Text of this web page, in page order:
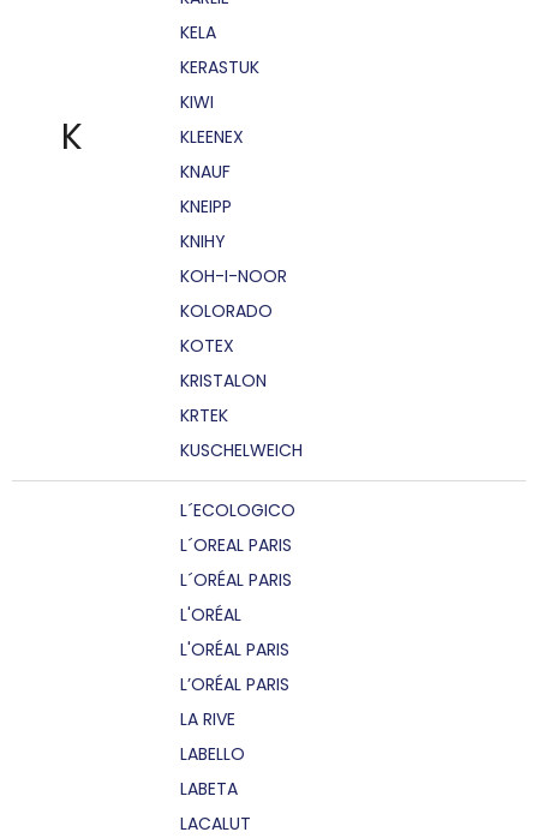
K
KELA
KERASTUK
KIWI
KLEENEX
KNAUF
KNEIPP
KNIHY
KOH-I-NOOR
KOLORADO
KOTEX
KRISTALON
KRTEK
KUSCHELWEICH
L´ECOLOGICO
L´OREAL PARIS
L´ORÉAL PARIS
L'ORÉAL
L'ORÉAL PARIS
L’ORÉAL PARIS
LA RIVE
LABELLO
LABETA
LACALUT